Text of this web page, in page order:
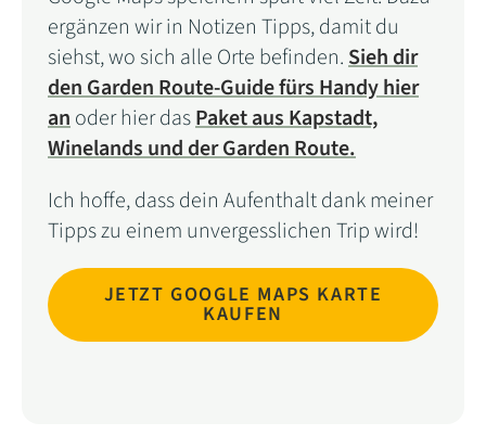
ergänzen wir in Notizen Tipps, damit du
siehst, wo sich alle Orte befinden.Sieh dir
den Garden Route-Guide fürs Handy hier
anoder hier dasPaket aus Kapstadt,
Winelands und der Garden Route.
Ich hoffe, dass dein Aufenthalt dank meiner
Tipps zu einem unvergesslichen Trip wird!
JETZT GOOGLE MAPS KARTE
KAUFEN